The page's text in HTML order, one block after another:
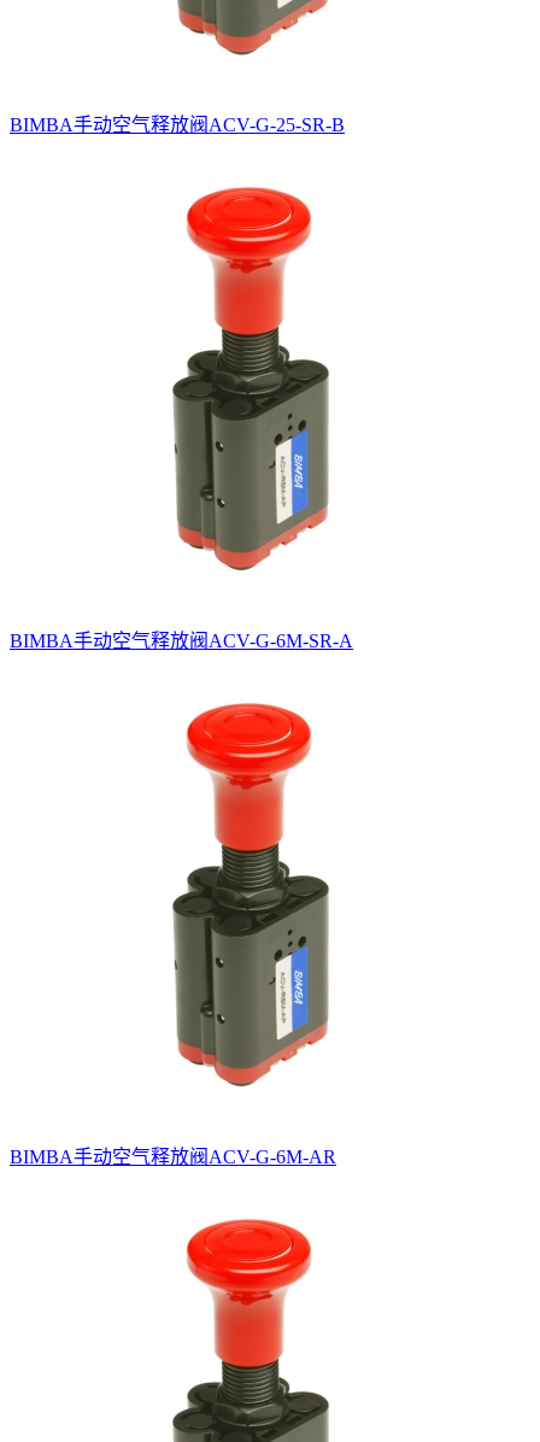
BIMBA手动空气释放阀ACV-G-25-SR-B
BIMBA手动空气释放阀ACV-G-6M-SR-A
BIMBA手动空气释放阀ACV-G-6M-AR